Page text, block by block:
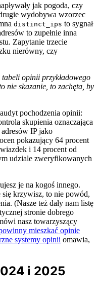
jak pogoda, czy
wydobywa wzorzec
distinct_ips to sygnał
to zupełnie inna
Zapytanie trzecie
nierówny, czy
opinii przykładowego
nie skazanie, to zachęta, by
je na kogoś innego.
się krzywisz, to nie powód,
(Nasze też dały nam listę
stronie dobrego
nasz towarzyszący
mieszkać opinie
systemy opinii omawia,
i 2025